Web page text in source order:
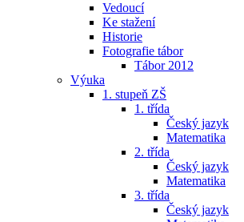
Vedoucí
Ke stažení
Historie
Fotografie tábor
Tábor 2012
Výuka
1. stupeň ZŠ
1. třída
Český jazyk
Matematika
2. třída
Český jazyk
Matematika
3. třída
Český jazyk